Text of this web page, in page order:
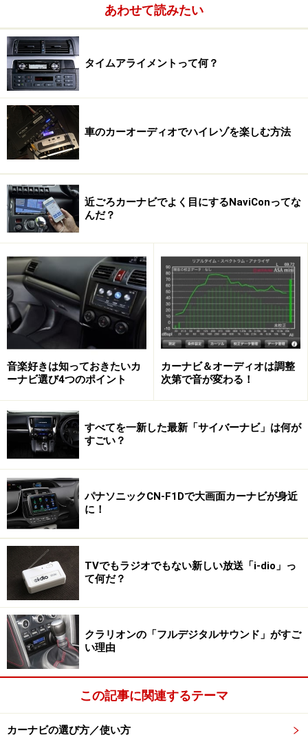
４×４チューナーの先駆者パナソニックのストラーダFク
というわけで、地デジ重視でカーナビを選ぶなら?４チュ
ーナー×４アンテナ方式
（４×４方式）?がひとつのキーワ
ード。某メーカーに訊いた話によると「２チューナー×２
アンテナと４×４方式では受信性能に圧倒的な差がある
が、それ以上チューナーとアンテナを増やしても、受信
性能の伸びは顕著ではない」とのこと。つまり、４×４方
式なら、今買っても、ある程度は長く使えると思われ
る。来年出るモデルの性能や操作性が向上し、低価格化
したとしても「もう１年待てば良かった……」とがっかり
するほどの差はないはずだから、そろそろ車載地デジは
買い時といえるかもしれない。
地デジ重視で買うなら、４×４タイプ
４×４チューナーは12セグの視聴エリアを大幅拡大。図
はカロッツェリアのもの
４×４方式地デジチューナーを標準搭載したカーナビの中
ソニックの２メーカーだ。とくにカロッツェリアは、移
あわせて読みたい
タイムアライメントって何？
車のカーオーディオでハイレゾを楽しむ方法
近ごろカーナビでよく目にするNaviConってな
んだ？
音楽好きは知っておきたいカ
ーナビ選び4つのポイント
カーナビ＆オーディオは調整
次第で音が変わる！
すべてを一新した最新「サイバーナビ」は何が
すごい？
パナソニックCN-F1Dで大画面カーナビが身近
に！
TVでもラジオでもない新しい放送「i-dio」っ
て何だ？
クラリオンの「フルデジタルサウンド」がすご
い理由
この記事に関連するテーマ
カーナビの選び方／使い方